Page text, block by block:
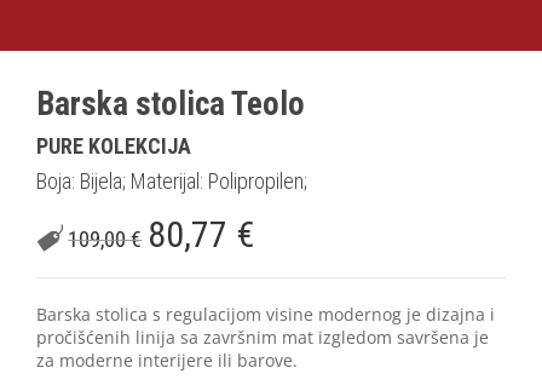
Barska stolica Teolo
PURE KOLEKCIJA
Boja: Bijela; Materijal: Polipropilen;
109,00€ 80,77 €
Barska stolica s regulacijom visine modernog je dizajna i
pročišćenih linija sa završnim mat izgledom savršena je
za moderne interijere ili barove.